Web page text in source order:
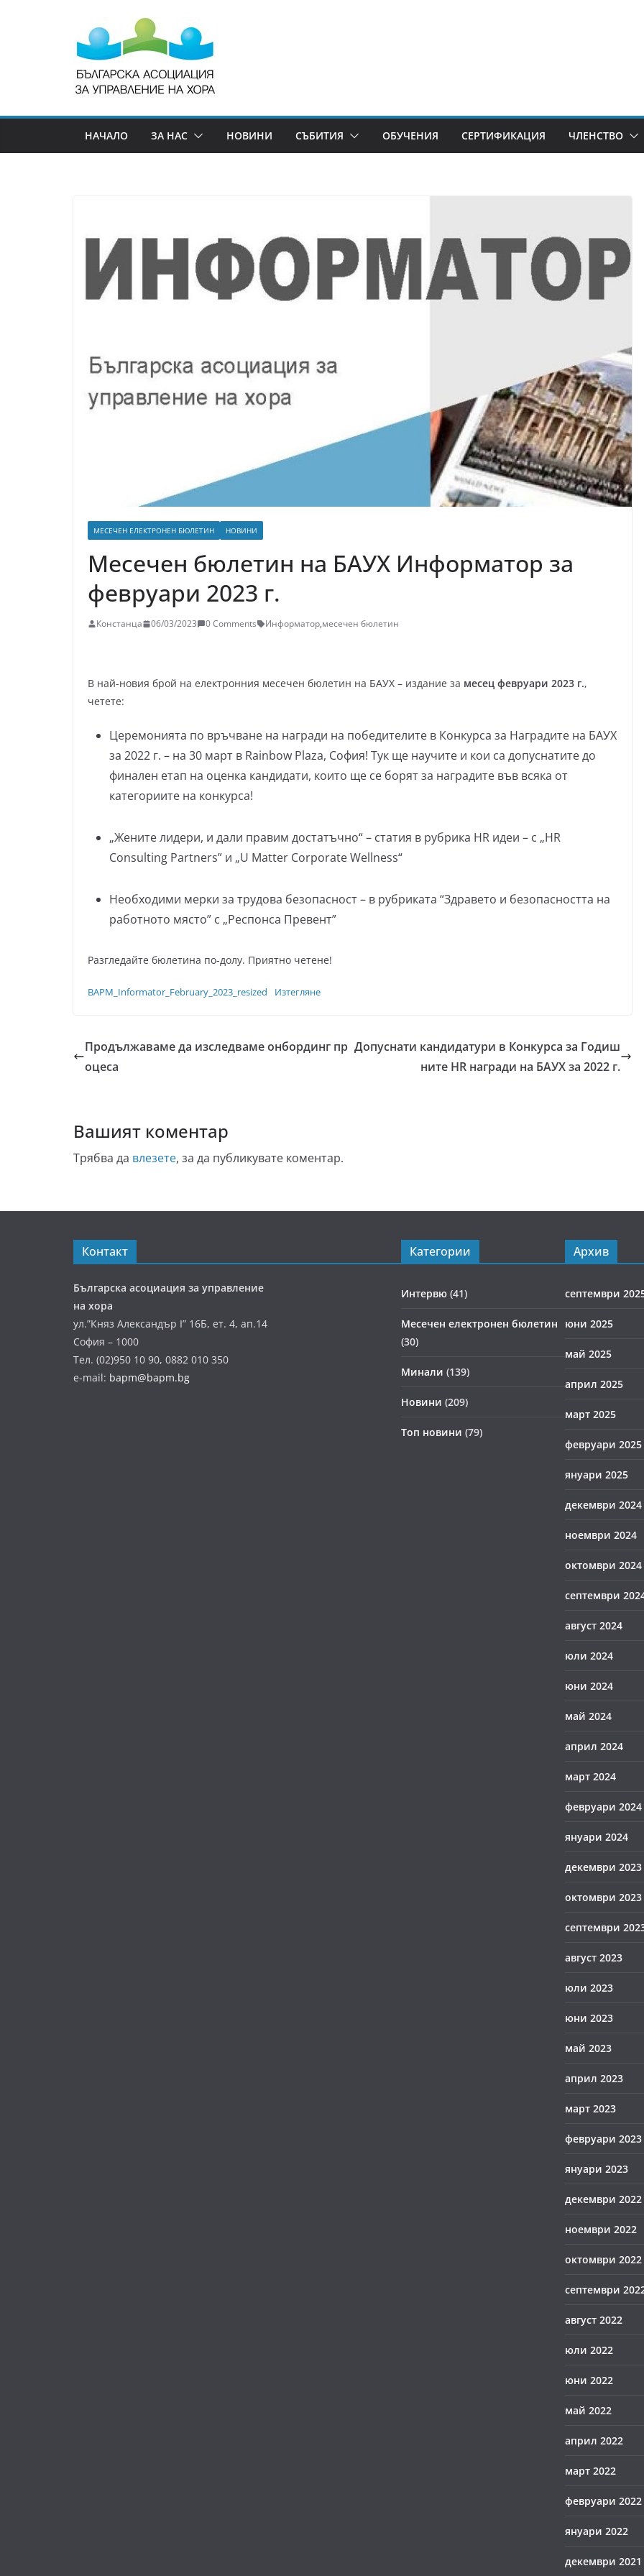
НАЧАЛО ЗА НАС НОВИНИ СЪБИТИЯ ОБУЧЕНИЯ СЕРТИФИКАЦИЯ ЧЛЕНСТВО
МЕСЕЧЕН ЕЛЕКТРОНЕН БЮЛЕТИН НОВИНИ
Месечен бюлетин на БАУХ Информатор за
февруари 2023 г.
Констанца 06/03/2023 0 Comments Информатор,месечен бюлетин
В най-новия брой на електронния месечен бюлетин на БАУХ – издание за месец февруари 2023 г.,
четете:
Церемонията по връчване на награди на победителите в Конкурса за Наградите на БАУХ
за 2022 г. – на 30 март в Rainbow Plaza, София! Тук ще научите и кои са допуснатите до
финален етап на оценка кандидати, които ще се борят за наградите във всяка от
категориите на конкурса!
„Жените лидери, и дали правим достатъчно“ – статия в рубрика HR идеи – с „HR
Consulting Partners” и „U Matter Corporate Wellness“
Необходими мерки за трудова безопасност – в рубриката “Здравето и безопасността на
работното място” с „Респонса Превент”
Разгледайте бюлетина по-долу. Приятно четене!
BAPM_Informator_February_2023_resized Изтегляне
Продължаваме да изследваме онбординг пр
оцеса
Допуснати кандидатури в Конкурса за Годиш
ните HR награди на БАУХ за 2022 г.
Вашият коментар
Трябва да влезете, за да публикувате коментар.
Контакт
Българска асоциация за управление
на хора
ул.”Княз Александър І” 16Б, ет. 4, ап.14
София – 1000
Тел. (02)950 10 90, 0882 010 350
e-mail: bapm@bapm.bg
Категории
Интервю (41)
Месечен електронен бюлетин
(30)
Минали (139)
Новини (209)
Топ новини (79)
Архив
септември
юни 2025
май 2025
април 2025
март 2025
февруари 2025
януари 2025
декември 2024
ноември 2024
октомври 2024
септември
август 2024
юли 2024
юни 2024
май 2024
април 2024
март 2024
февруари 2024
януари 2024
декември 2023
октомври 2023
септември
август 2023
юли 2023
юни 2023
май 2023
април 2023
март 2023
февруари 2023
януари 2023
декември 2022
ноември 2022
октомври 2022
септември
август 2022
юли 2022
юни 2022
май 2022
април 2022
март 2022
февруари 2022
януари 2022
декември 2021